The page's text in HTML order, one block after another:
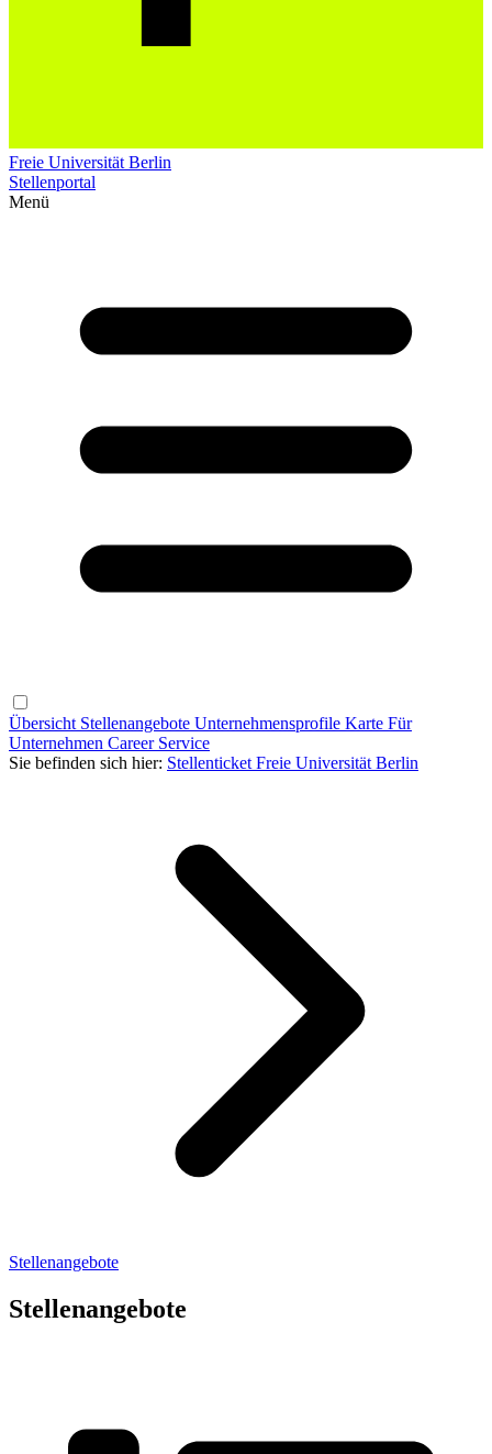
Freie Universität Berlin
Stellenportal
Menü
Übersicht Stellenangebote Unternehmensprofile Karte Für
Unternehmen Career Service
Sie befinden sich hier: Stellenticket Freie Universität Berlin
Stellenangebote
Stellenangebote